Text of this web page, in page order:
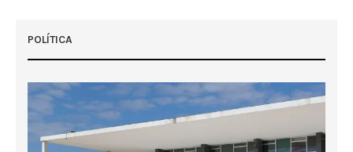
POLÍTICA